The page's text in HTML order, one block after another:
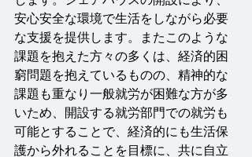
安心安全な環境で生活をしながら必要
な支援を提供します。またこのような
課題を抱えた方々の多くは、経済的困
窮問題を抱えているものの、精神的な
課題も重なり一般就労が困難な方が多
いため、開設する就労部門での就労も
可能とすることで、経済的にも生活保
護から外れることを目標に、共に自立